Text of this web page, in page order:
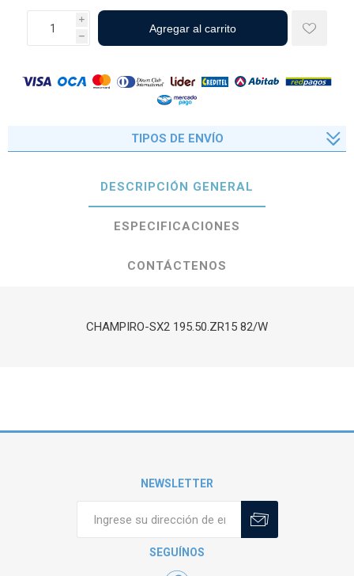
i
h
TIPOS DE ENVÍO
DESCRIPCIÓN GENERAL
ESPECIFICACIONES
CONTÁCTENOS
CHAMPIRO-SX2 195.50.ZR15 82/W
NEWSLETTER
SEGUÍNOS